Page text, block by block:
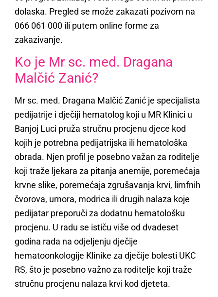
dolaska. Pregled se može zakazati pozivom na
066 061 000 ili putem online forme za
zakazivanje.
Ko je Mr sc. med. Dragana
Malčić Zanić?
Mr sc. med. Dragana Malčić Zanić je specijalista
pedijatrije i dječiji hematolog koji u MR Klinici u
Banjoj Luci pruža stručnu procjenu djece kod
kojih je potrebna pedijatrijska ili hematološka
obrada. Njen profil je posebno važan za roditelje
koji traže ljekara za pitanja anemije, poremećaja
krvne slike, poremećaja zgrušavanja krvi, limfnih
čvorova, umora, modrica ili drugih nalaza koje
pedijatar preporuči za dodatnu hematološku
procjenu. U radu se ističu više od dvadeset
godina rada na odjeljenju dječije
hematoonkologije Klinike za dječije bolesti UKC
RS, što je posebno važno za roditelje koji traže
stručnu procjenu nalaza krvi kod djeteta.